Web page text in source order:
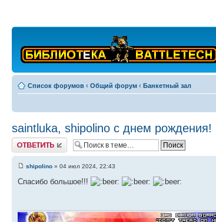
Список форумов ‹ Общий форум ‹ Банкетный зал
saintluka, shipolino с днем рождения!
Ответить
shipolino » 04 июл 2024, 22:43
Спасибо большое!!!